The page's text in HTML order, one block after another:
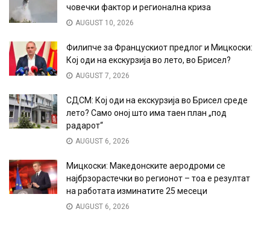
човечки фактор и регионална криза
AUGUST 10, 2026
Филипче за Францускиот предлог и Мицкоски:
Кој оди на екскурзија во лето, во Брисел?
AUGUST 7, 2026
СДСМ: Кој оди на екскурзија во Брисел среде
лето? Само оној што има таен план „под
радарот“
AUGUST 6, 2026
Мицкоски: Македонските аеродроми се
најбрзорастечки во регионот – тоа е резултат
на работата изминатите 25 месеци
AUGUST 6, 2026